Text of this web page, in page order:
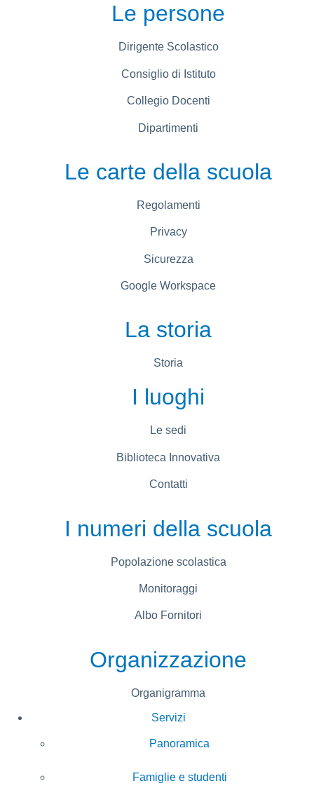
Le persone
Dirigente Scolastico
Consiglio di Istituto
Collegio Docenti
Dipartimenti
Le carte della scuola
Regolamenti
Privacy
Sicurezza
Google Workspace
La storia
Storia
I luoghi
Le sedi
Biblioteca Innovativa
Contatti
I numeri della scuola
Popolazione scolastica
Monitoraggi
Albo Fornitori
Organizzazione
Organigramma
Servizi
Panoramica
Famiglie e studenti